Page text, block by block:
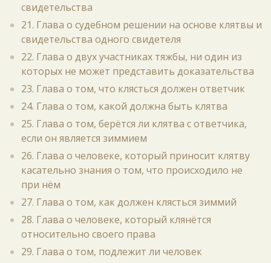
свидетельства
21. Глава о судебном решении на основе клятвы и
свидетельства одного свидетеля
22. Глава о двух участниках тяжбы, ни один из
которых не может представить доказательства
23. Глава о том, что клясться должен ответчик
24. Глава о том, какой должна быть клятва
25. Глава о том, берётся ли клятва с ответчика,
если он является зиммием
26. Глава о человеке, который приносит клятву
касательно знания о том, что происходило не
при нём
27. Глава о том, как должен клясться зиммий
28. Глава о человеке, который клянётся
относительно своего права
29. Глава о том, подлежит ли человек